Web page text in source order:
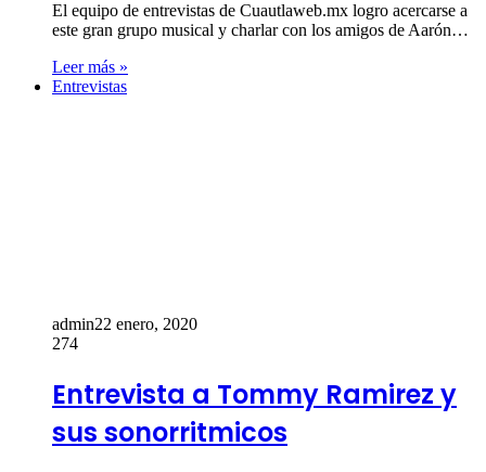
El equipo de entrevistas de Cuautlaweb.mx logro acercarse a
este gran grupo musical y charlar con los amigos de Aarón…
Leer más »
Entrevistas
admin22 enero, 2020
274
Entrevista a Tommy Ramirez y
sus sonorritmicos